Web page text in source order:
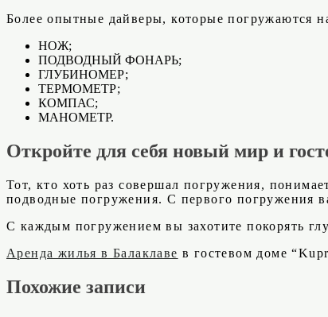
Более опытные дайверы, которые погружаются
НОЖ;
ПОДВОДНЫЙ ФОНАРЬ;
ГЛУБИНОМЕР;
ТЕРМОМЕТР;
КОМПАС;
МАНОМЕТР.
Откройте для себя новый мир и
Тот, кто хоть раз совершал погружения,
подводные погружения. С первого погружения
С каждым погружением вы захотите покорять
Аренда жилья в Балаклаве в гостевом доме
Похожие записи